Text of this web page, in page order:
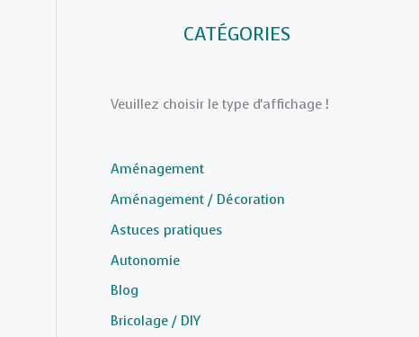
CATÉGORIES
Veuillez choisir le type d'affichage !
Aménagement
Aménagement / Décoration
Astuces pratiques
Autonomie
Blog
Bricolage / DIY